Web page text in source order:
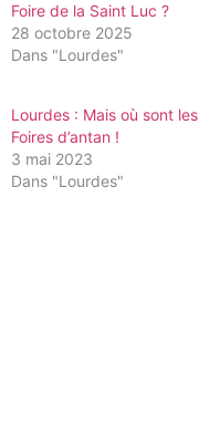
Foire de la Saint Luc ?
28 octobre 2025
Dans "Lourdes"
Lourdes : Mais où sont les
Foires d’antan !
3 mai 2023
Dans "Lourdes"